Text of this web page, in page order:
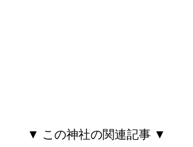
​▼ この神社の関連記事 ▼